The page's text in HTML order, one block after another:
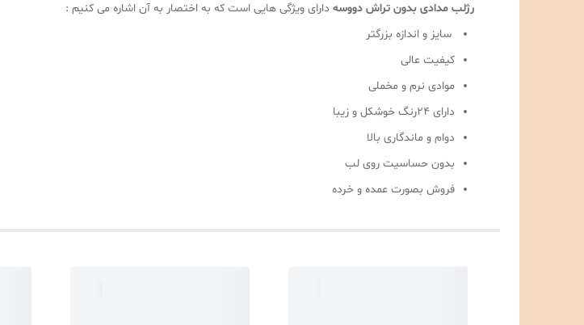
رژلب مدادی بدون تراش دووسه دارای ویژگی هایی است که به اختصار به آن اشاره می کنیم :
سایز و اندازه بزرگتر
کیفیت عالی
موادی نرم و مخملی
دارای ۲۴رنگ خوشکل و زیبا
دوام و ماندگاری بالا
بدون حساسیت روی لب
فروش بصورت عمده و خرده